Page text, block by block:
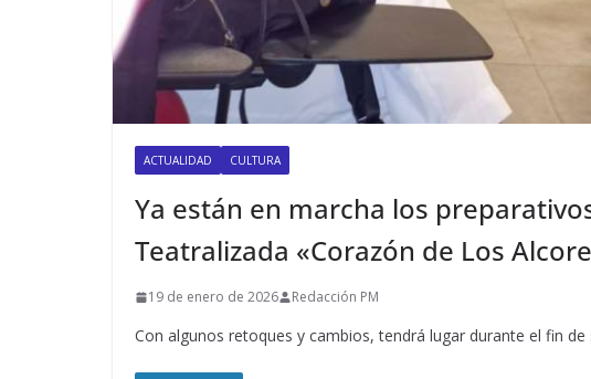
ACTUALIDAD CULTURA
Ya están en marcha los
Teatralizada «Corazón de Los
19 de enero de 2026 Redacción PM
Con algunos retoques y cambios, tendrá lugar durante el fin